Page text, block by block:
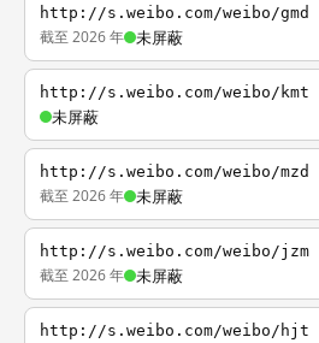
http://s.weibo.com/weibo/gmd
截至 2026 年 未屏蔽
http://s.weibo.com/weibo/kmt
未屏蔽
http://s.weibo.com/weibo/mzd
截至 2026 年 未屏蔽
http://s.weibo.com/weibo/jzm
截至 2026 年 未屏蔽
http://s.weibo.com/weibo/hjt